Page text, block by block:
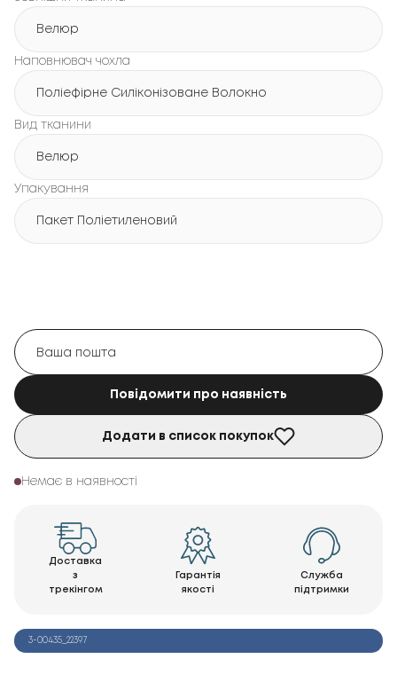
Велюр
Наповнювач чохла
Поліефірне Силіконізоване Волокно
Вид тканини
Велюр
Упакування
Пакет Поліетиленовий
Повідомити про наявність
Додати в список покупок
Немає в наявності
Доставка
з
трекінгом
Гарантія
якості
Служба
підтримки
3-00435_22397